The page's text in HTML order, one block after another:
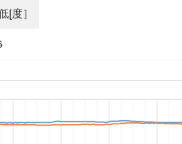
[度］